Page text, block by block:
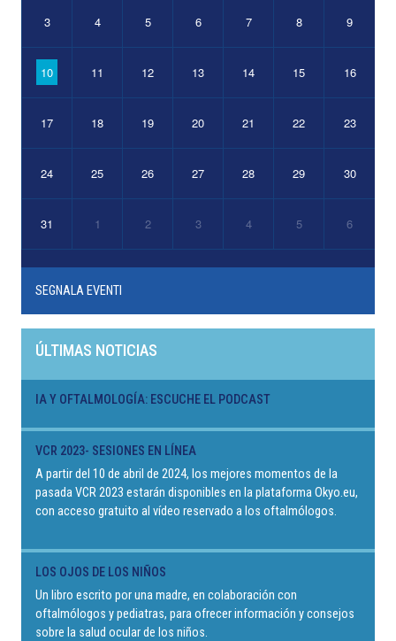
3 4 5 6 7 8 9
10 11 12 13 14 15 16
17 18 19 20 21 22 23
24 25 26 27 28 29 30
31 1 2 3 4 5 6
SEGNALA EVENTI
ÚLTIMAS NOTICIAS
IA Y OFTALMOLOGÍA: ESCUCHE EL PODCAST
VCR 2023- SESIONES EN LÍNEA
A partir del 10 de abril de 2024, los mejores momentos de la
pasada VCR 2023 estarán disponibles en la plataforma Okyo.eu,
con acceso gratuito al vídeo reservado a los oftalmólogos.
LOS OJOS DE LOS NIÑOS
Un libro escrito por una madre, en colaboración con
oftalmólogos y pediatras, para ofrecer información y consejos
sobre la salud ocular de los niños.